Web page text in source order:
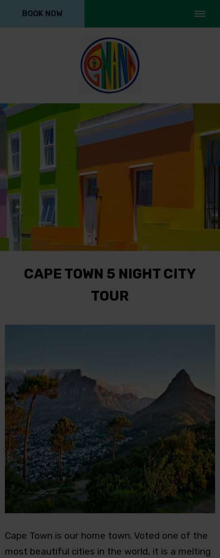
BOOK NOW
CAPE TOWN 5 NIGHT CITY
TOUR
Cape Town is our home town. Voted one of the
most beautiful cities in the world, it is a melting